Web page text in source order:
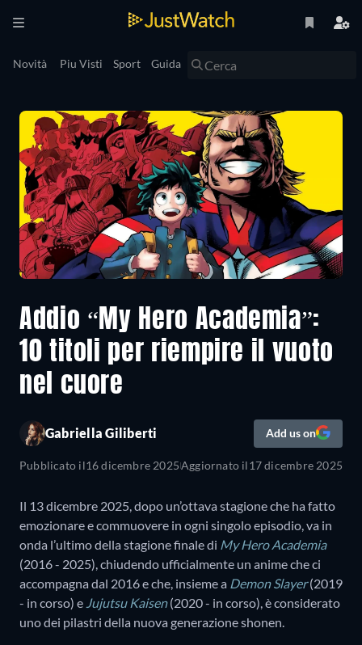
Novità Piu Visti Sport Guida
Addio “My Hero Academia”:
10 titoli per riempire il vuoto
nel cuore
Gabriella Giliberti Add us on
Pubblicato il16 dicembre 2025Aggiornato il17 dicembre 2025
Il 13 dicembre 2025, dopo un’ottava stagione che ha fatto
emozionare e commuovere in ogni singolo episodio, va in
onda l’ultimo della stagione finale di My Hero Academia
(2016 - 2025), chiudendo ufficialmente un anime che ci
accompagna dal 2016 e che, insieme a Demon Slayer (2019
- in corso) e Jujutsu Kaisen(2020 - in corso), è considerato
uno dei pilastri della nuova generazione shonen.